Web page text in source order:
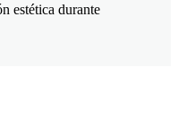
estética durante